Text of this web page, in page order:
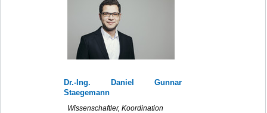
Dr.-Ing. Daniel Gunnar
Staegemann
Wissenschaftler, Koordination